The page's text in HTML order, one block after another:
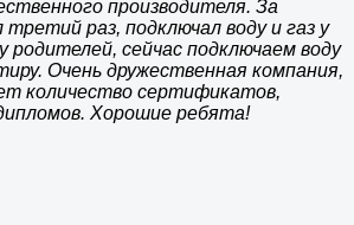
производителя. За
третий раз, подключал воду и газ у
родителей, сейчас подключаем воду
Очень дружественная компания,
количество сертификатов,
Хорошие ребята!